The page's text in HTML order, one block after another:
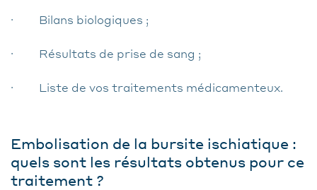
· Bilans biologiques ;
· Résultats de prise de sang ;
· Liste de vos traitements médicamenteux.
Embolisation de la bursite ischiatique :
quels sont les résultats obtenus pour ce
traitement ?